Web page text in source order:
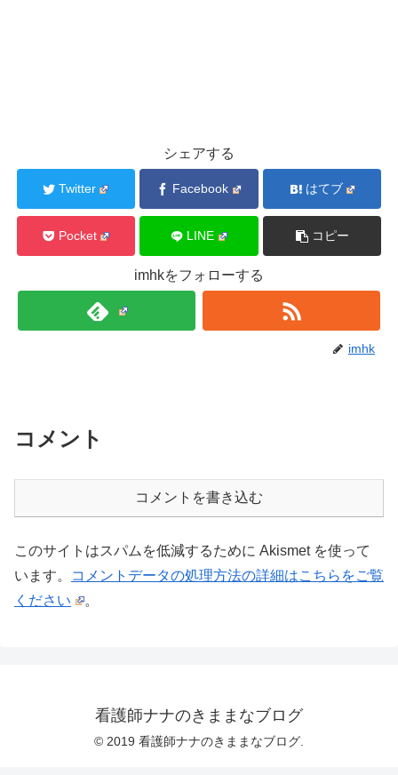
シェアする
Twitter Facebook はてブ
Pocket LINE コピー
imhkをフォローする
imhk
コメント
コメントを書き込む
このサイトはスパムを低減するために Akismet を使って
います。
コメントデータの処理方法の詳細はこちらをご覧
ください
。
看護師ナナのきままなブログ
© 2019 看護師ナナのきままなブログ.